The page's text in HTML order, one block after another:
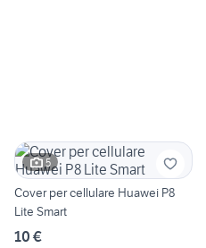
5
Cover per cellulare Huawei P8
Lite Smart
10 €